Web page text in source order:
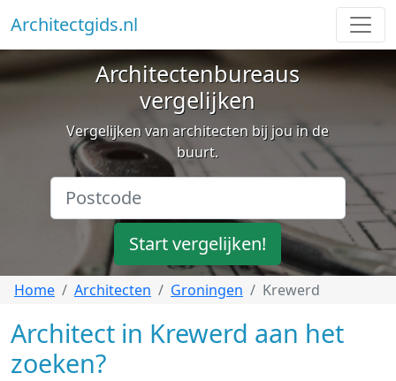
Architectgids.nl
Architectenbureaus
vergelijken
Vergelijken van architecten bij jou in de
buurt.
Start vergelijken!
Home Architecten Groningen Krewerd
Architect in Krewerd aan het
zoeken?